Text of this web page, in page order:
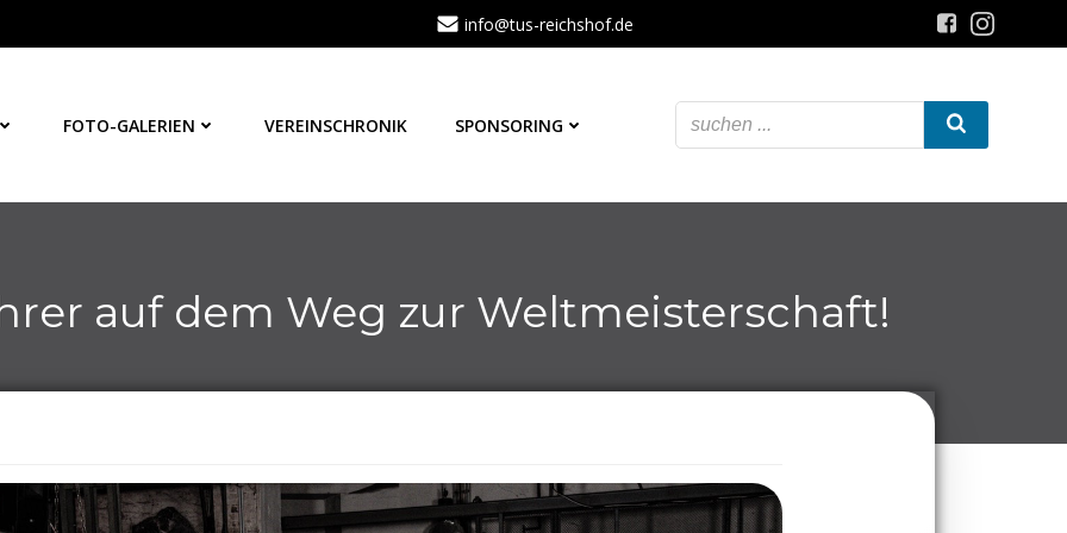
info@tus-reichshof.de
FOTO-GALERIEN VEREINSCHRONIK SPONSORING
auf dem Weg zur Weltmeisterschaft!